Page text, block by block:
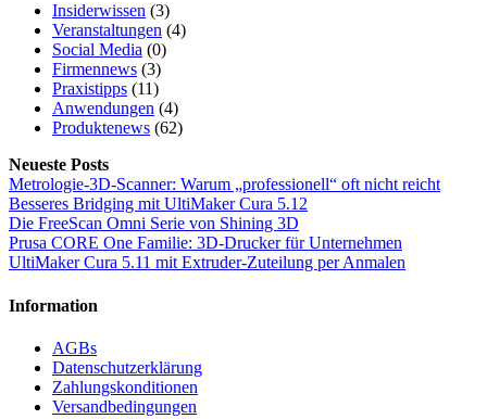
Insiderwissen (3)
Veranstaltungen (4)
Social Media (0)
Firmennews (3)
Praxistipps (11)
Anwendungen (4)
Produktenews (62)
Neueste Posts
Metrologie-3D-Scanner: Warum „professionell“ oft nicht reicht
Besseres Bridging mit UltiMaker Cura 5.12
Die FreeScan Omni Serie von Shining 3D
Prusa CORE One Familie: 3D-Drucker für Unternehmen
UltiMaker Cura 5.11 mit Extruder-Zuteilung per Anmalen
Information
AGBs
Datenschutzerklärung
Zahlungskonditionen
Versandbedingungen